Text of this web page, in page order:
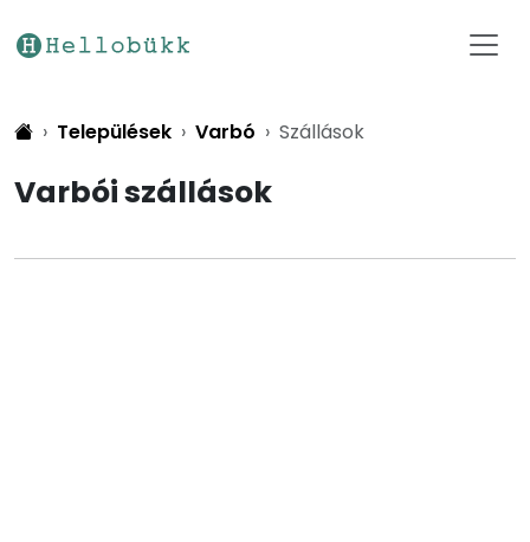
Települések Varbó Szállások
Varbói szállások